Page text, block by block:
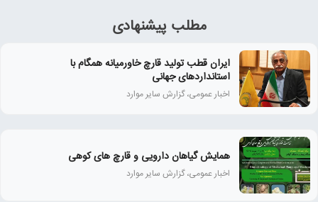
مطلب پیشنهادی
ایران قطب تولید قارچ خاورمیانه همگام با
استانداردهای جهانی
اخبار عمومی، گزارش سایر موارد
همايش گياهان دارويی و قارچ‌ های كوهی
اخبار عمومی، گزارش سایر موارد